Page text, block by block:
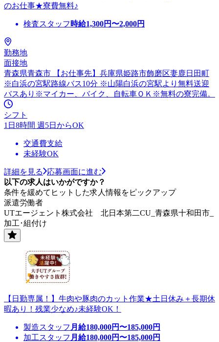
のお仕事★寮費無料♪
検査スタッフ 時給1,300円〜2,000円
勤務地
面接地
青森県青森市 【お仕事先】兵庫県姫路市飾磨区妻鹿日田町
※白浜の宮駅路線バス10分 ※山陽白浜の宮駅より無料送迎
バスあり※マイカー、バイク、自転車ＯＫ※無料の寮完備。
シフト
1日8時間 週5日からOK
交通費支給
未経験OK
詳細を見る
応募画面に進む
以下の求人はいかがですか？
条件を緩めてヒットした求人情報をピックアップ
派遣労働者
UTエージェント株式会社 北日本第二CU_青森県十和田市_
加工･組付け
【日勤専属！】牛肉や豚肉のカット作業★土日休み＋長期休
暇あり！残業少なめ♪未経験OK！
製造スタッフ 月給180,000円〜185,000円
加工スタッフ 月給180,000円〜185,000円